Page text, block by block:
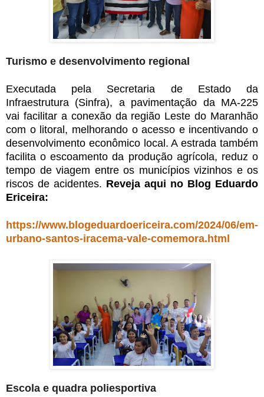
Turismo e desenvolvimento regional
Executada pela Secretaria de Estado da
Infraestrutura (Sinfra), a pavimentação da MA-225
vai facilitar a conexão da região Leste do Maranhão
com o litoral, melhorando o acesso e incentivando o
desenvolvimento econômico local. A estrada também
facilita o escoamento da produção agrícola, reduz o
tempo de viagem entre os municípios vizinhos e os
riscos de acidentes. Reveja aqui no Blog Eduardo
Ericeira:
https://www.blogeduardoericeira.com/2024/06/em-
urbano-santos-iracema-vale-comemora.html
Escola e quadra poliesportiva